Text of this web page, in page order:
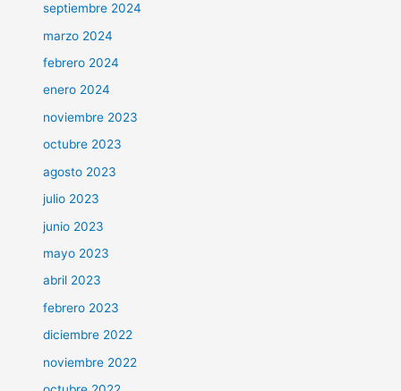
septiembre 2024
marzo 2024
febrero 2024
enero 2024
noviembre 2023
octubre 2023
agosto 2023
julio 2023
junio 2023
mayo 2023
abril 2023
febrero 2023
diciembre 2022
noviembre 2022